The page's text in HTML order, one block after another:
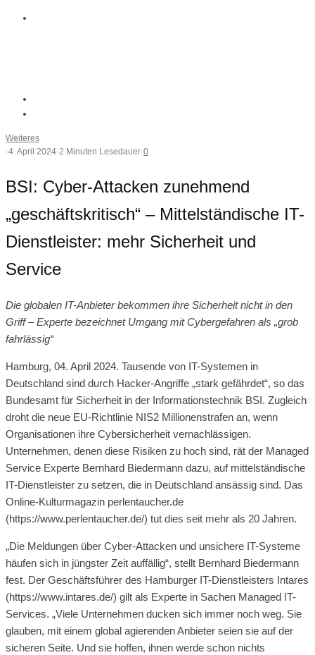
Weiteres
·4. April 2024·2 Minuten Lesedauer·0
BSI: Cyber-Attacken zunehmend
„geschäftskritisch“ – Mittelständische IT-
Dienstleister: mehr Sicherheit und
Service
Die globalen IT-Anbieter bekommen ihre Sicherheit nicht in den
Griff – Experte bezeichnet Umgang mit Cybergefahren als „grob
fahrlässig“
Hamburg, 04. April 2024. Tausende von IT-Systemen in
Deutschland sind durch Hacker-Angriffe „stark gefährdet“, so das
Bundesamt für Sicherheit in der Informationstechnik BSI. Zugleich
droht die neue EU-Richtlinie NIS2 Millionenstrafen an, wenn
Organisationen ihre Cybersicherheit vernachlässigen.
Unternehmen, denen diese Risiken zu hoch sind, rät der Managed
Service Experte Bernhard Biedermann dazu, auf mittelständische
IT-Dienstleister zu setzen, die in Deutschland ansässig sind. Das
Online-Kulturmagazin perlentaucher.de
(https://www.perlentaucher.de/) tut dies seit mehr als 20 Jahren.
„Die Meldungen über Cyber-Attacken und unsichere IT-Systeme
häufen sich in jüngster Zeit auffällig“, stellt Bernhard Biedermann
fest. Der Geschäftsführer des Hamburger IT-Dienstleisters Intares
(https://www.intares.de/) gilt als Experte in Sachen Managed IT-
Services. „Viele Unternehmen ducken sich immer noch weg. Sie
glauben, mit einem global agierenden Anbieter seien sie auf der
sicheren Seite. Und sie hoffen, ihnen werde schon nichts